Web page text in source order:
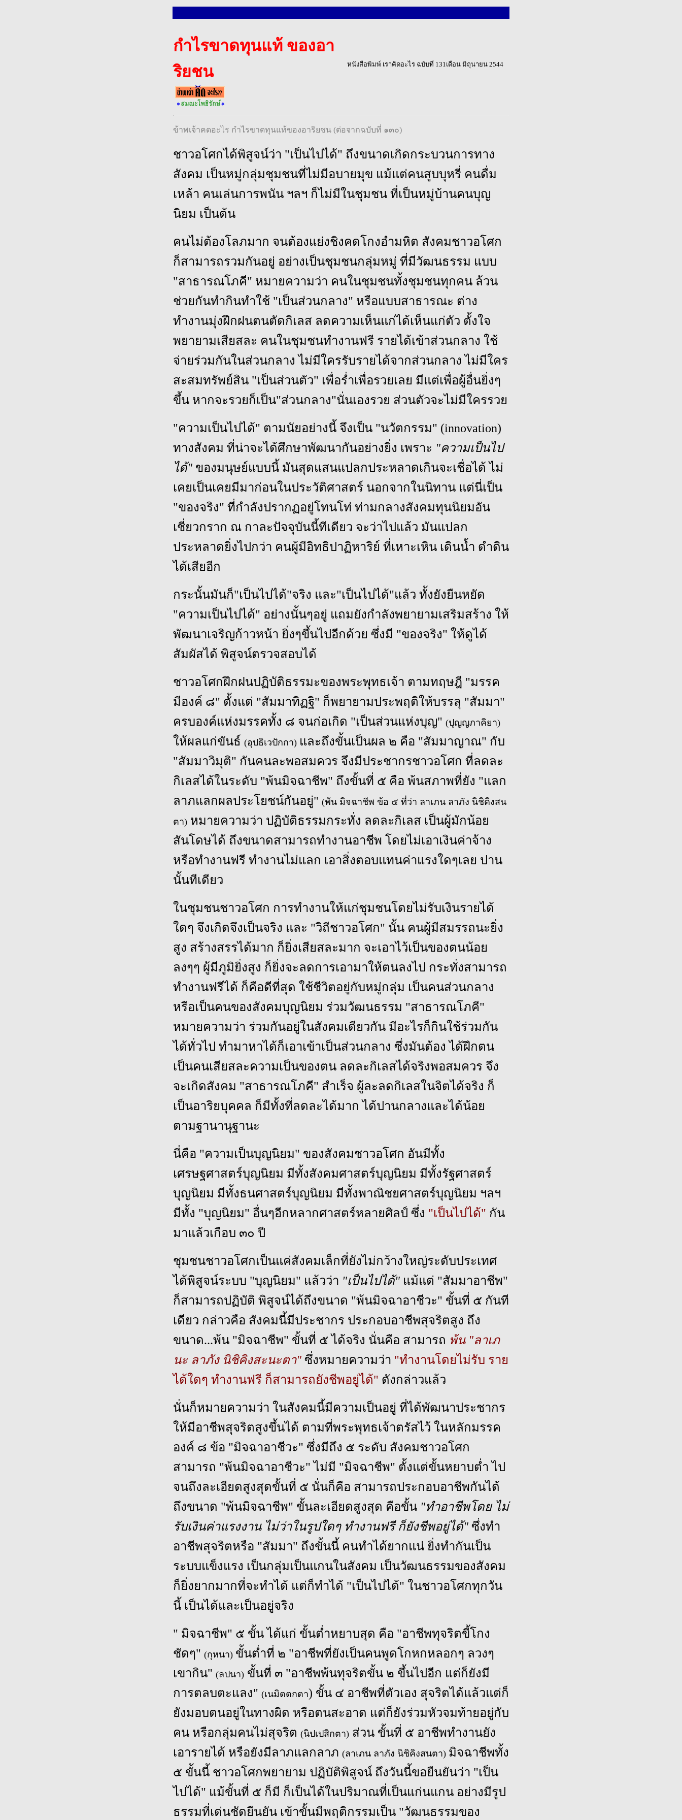
กำไรขาดทุนแท้ ของอา
ริยชน
หนังสือพิมพ์ เราคิดอะไร ฉบับที่ 131เดือน มิถุนายน 2544
ข้าพเจ้าคดอะไร กำไรขาดทุนแท้ของอาริยชน (ต่อจากฉบับที่ ๑๓๐)
ชาวอโศกได้พิสูจน์ว่า "เป็นไปได้" ถึงขนาดเกิดกระบวนการทาง
สังคม เป็นหมู่กลุ่มชุมชนที่ไม่มีอบายมุข แม้แต่คนสูบบุหรี่ คนดื่ม
เหล้า คนเล่นการพนัน ฯลฯ ก็ไม่มีในชุมชน ที่เป็นหมู่บ้านคนบุญ
นิยม เป็นต้น
คนไม่ต้องโลภมาก จนต้องแย่งชิงคดโกงอำมหิต สังคมชาวอโศก
ก็สามารถรวมกันอยู่ อย่างเป็นชุมชนกลุ่มหมู่ ที่มีวัฒนธรรม แบบ
"สาธารณโภคี" หมายความว่า คนในชุมชนทั้งชุมชนทุกคน ล้วน
ช่วยกันทำกินทำใช้ "เป็นส่วนกลาง" หรือแบบสาธารณะ ต่าง
ทำงานมุ่งฝึกฝนตนตัดกิเลส ลดความเห็นแก่ได้เห็นแก่ตัว ตั้งใจ
พยายามเสียสละ คนในชุมชนทำงานฟรี รายได้เข้าส่วนกลาง ใช้
จ่ายร่วมกันในส่วนกลาง ไม่มีใครรับรายได้จากส่วนกลาง ไม่มีใคร
สะสมทรัพย์สิน "เป็นส่วนตัว" เพื่อร่ำเพื่อรวยเลย มีแต่เพื่อผู้อื่นยิ่งๆ
ขึ้น หากจะรวยก็เป็น"ส่วนกลาง"นั่นเองรวย ส่วนตัวจะไม่มีใครรวย
"ความเป็นไปได้" ตามนัยอย่างนี้ จึงเป็น "นวัตกรรม" (innovation)
ทางสังคม ที่น่าจะได้ศึกษาพัฒนากันอย่างยิ่ง เพราะ "ความเป็นไป
ได้" ของมนุษย์แบบนี้ มันสุดแสนแปลกประหลาดเกินจะเชื่อได้ ไม่
เคยเป็นเคยมีมาก่อนในประวัติศาสตร์ นอกจากในนิทาน แต่นี่เป็น
"ของจริง" ที่กำลังปรากฏอยู่โทนโท่ ท่ามกลางสังคมทุนนิยมอัน
เชี่ยวกราก ณ กาละปัจจุบันนี้ทีเดียว จะว่าไปแล้ว มันแปลก
ประหลาดยิ่งไปกว่า คนผู้มีอิทธิปาฏิหาริย์ ที่เหาะเหิน เดินน้ำ ดำดิน
ได้เสียอีก
กระนั้นมันก็"เป็นไปได้"จริง และ"เป็นไปได้"แล้ว ทั้งยังยืนหยัด
"ความเป็นไปได้" อย่างนั้นๆอยู่ แถมยังกำลังพยายามเสริมสร้าง ให้
พัฒนาเจริญก้าวหน้า ยิ่งๆขึ้นไปอีกด้วย ซึ่งมี "ของจริง" ให้ดูได้
สัมผัสได้ พิสูจน์ตรวจสอบได้
ชาวอโศกฝึกฝนปฏิบัติธรรมะของพระพุทธเจ้า ตามทฤษฎี "มรรค
มีองค์ ๘" ตั้งแต่ "สัมมาทิฏฐิ" ก็พยายามประพฤติให้บรรลุ "สัมมา"
ครบองค์แห่งมรรคทั้ง ๘ จนก่อเกิด "เป็นส่วนแห่งบุญ" (ปุญญภาคิยา)
ให้ผลแก่ขันธ์ (อุปธิเวปักกา) และถึงขั้นเป็นผล ๒ คือ "สัมมาญาณ" กับ
"สัมมาวิมุติ" กันคนละพอสมควร จึงมีประชากรชาวอโศก ที่ลดละ
กิเลสได้ในระดับ "พ้นมิจฉาชีพ" ถึงขั้นที่ ๕ คือ พ้นสภาพที่ยัง "แลก
ลาภแลกผลประโยชน์กันอยู่" (พ้น มิจฉาชีพ ข้อ ๕ ที่ว่า ลาเภน ลาภัง นิชิคิงสน
ตา) หมายความว่า ปฏิบัติธรรมกระทั่ง ลดละกิเลส เป็นผู้มักน้อย
สันโดษได้ ถึงขนาดสามารถทำงานอาชีพ โดยไม่เอาเงินค่าจ้าง
หรือทำงานฟรี ทำงานไม่แลก เอาสิ่งตอบแทนค่าแรงใดๆเลย ปาน
นั้นทีเดียว
ในชุมชนชาวอโศก การทำงานให้แก่ชุมชนโดยไม่รับเงินรายได้
ใดๆ จึงเกิดจึงเป็นจริง และ "วิถีชาวอโศก" นั้น คนผู้มีสมรรถนะยิ่ง
สูง สร้างสรรได้มาก ก็ยิ่งเสียสละมาก จะเอาไว้เป็นของตนน้อย
ลงๆๆ ผู้มีภูมิยิ่งสูง ก็ยิ่งจะลดการเอามาให้ตนลงไป กระทั่งสามารถ
ทำงานฟรีได้ ก็คือดีที่สุด ใช้ชีวิตอยู่กับหมู่กลุ่ม เป็นคนส่วนกลาง
หรือเป็นคนของสังคมบุญนิยม ร่วมวัฒนธรรม "สาธารณโภคี"
หมายความว่า ร่วมกันอยู่ในสังคมเดียวกัน มีอะไรก็กินใช้ร่วมกัน
ได้ทั่วไป ทำมาหาได้ก็เอาเข้าเป็นส่วนกลาง ซึ่งมันต้อง ได้ฝึกตน
เป็นคนเสียสละความเป็นของตน ลดละกิเลสได้จริงพอสมควร จึง
จะเกิดสังคม "สาธารณโภคี" สำเร็จ ผู้ละลดกิเลสในจิตได้จริง ก็
เป็นอาริยบุคคล ก็มีทั้งที่ลดละได้มาก ได้ปานกลางและได้น้อย
ตามฐานานุฐานะ
นี่คือ "ความเป็นบุญนิยม" ของสังคมชาวอโศก อันมีทั้ง
เศรษฐศาสตร์บุญนิยม มีทั้งสังคมศาสตร์บุญนิยม มีทั้งรัฐศาสตร์
บุญนิยม มีทั้งธนศาสตร์บุญนิยม มีทั้งพาณิชยศาสตร์บุญนิยม ฯลฯ
มีทั้ง "บุญนิยม" อื่นๆอีกหลากศาสตร์หลายศิลป์ ซึ่ง "เป็นไปได้" กัน
มาแล้วเกือบ ๓๐ ปี
ชุมชนชาวอโศกเป็นแค่สังคมเล็กที่ยังไม่กว้างใหญ่ระดับประเทศ
ได้พิสูจน์ระบบ "บุญนิยม" แล้วว่า "เป็นไปได้" แม้แต่ "สัมมาอาชีพ"
ก็สามารถปฏิบัติ พิสูจน์ได้ถึงขนาด "พ้นมิจฉาอาชีวะ" ขั้นที่ ๕ กันที
เดียว กล่าวคือ สังคมนี้มีประชากร ประกอบอาชีพสุจริตสูง ถึง
ขนาด...พ้น "มิจฉาชีพ" ขั้นที่ ๕ ได้จริง นั่นคือ สามารถ พ้น "ลาเภ
นะ ลาภัง นิชิคิงสะนะตา" ซึ่งหมายความว่า "ทำงานโดยไม่รับ ราย
ได้ใดๆ ทำงานฟรี ก็สามารถยังชีพอยู่ได้" ดังกล่าวแล้ว
นั่นก็หมายความว่า ในสังคมนี้มีความเป็นอยู่ ที่ได้พัฒนาประชากร
ให้มีอาชีพสุจริตสูงขึ้นได้ ตามที่พระพุทธเจ้าตรัสไว้ ในหลักมรรค
องค์ ๘ ข้อ "มิจฉาอาชีวะ" ซึ่งมีถึง ๕ ระดับ สังคมชาวอโศก
สามารถ "พ้นมิจฉาอาชีวะ" ไม่มี "มิจฉาชีพ" ตั้งแต่ขั้นหยาบต่ำ ไป
จนถึงละเอียดสูงสุดขั้นที่ ๕ นั่นก็คือ สามารถประกอบอาชีพกันได้
ถึงขนาด "พ้นมิจฉาชีพ" ขั้นละเอียดสูงสุด คือขั้น "ทำอาชีพโดย ไม่
รับเงินค่าแรงงาน ไม่ว่าในรูปใดๆ ทำงานฟรี ก็ยังชีพอยู่ได้" ซึ่งทำ
อาชีพสุจริตหรือ "สัมมา" ถึงขั้นนี้ คนทำได้ยากแน่ ยิ่งทำกันเป็น
ระบบแข็งแรง เป็นกลุ่มเป็นแกนในสังคม เป็นวัฒนธรรมของสังคม
ก็ยิ่งยากมากที่จะทำได้ แต่ก็ทำได้ "เป็นไปได้" ในชาวอโศกทุกวัน
นี้ เป็นได้และเป็นอยู่จริง
" มิจฉาชีพ" ๕ ขั้น ได้แก่ ขั้นต่ำหยาบสุด คือ "อาชีพทุจริตขี้โกง
ชัดๆ" (กุหนา) ขั้นต่ำที่ ๒ "อาชีพที่ยังเป็นคนพูดโกหกหลอกๆ ลวงๆ
เขากิน" (ลปนา) ขั้นที่ ๓ "อาชีพพ้นทุจริตขั้น ๒ ขึ้นไปอีก แต่ก็ยังมี
การตลบตะแลง" (เนมิตตกตา) ขั้น ๔ อาชีพที่ตัวเอง สุจริตได้แล้วแต่ก็
ยังมอบตนอยู่ในทางผิด หรือตนสะอาด แต่ก็ยังร่วมหัวจมท้ายอยู่กับ
คน หรือกลุ่มคนไม่สุจริต (นิปเปสิกตา) ส่วน ขั้นที่ ๕ อาชีพทำงานยัง
เอารายได้ หรือยังมีลาภแลกลาภ (ลาเภน ลาภัง นิชิคิงสนตา) มิจฉาชีพทั้ง
๕ ขั้นนี้ ชาวอโศกพยายาม ปฏิบัติพิสูจน์ ถึงวันนี้ขอยืนยันว่า "เป็น
ไปได้" แม้ขั้นที่ ๕ ก็มี ก็เป็นได้ในปริมาณที่เป็นแก่นแกน อย่างมีรูป
ธรรมที่เด่นชัดยืนยัน เข้าขั้นมีพฤติกรรมเป็น "วัฒนธรรมของ